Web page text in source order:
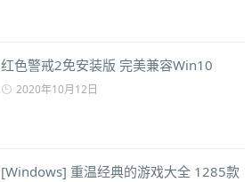
红色警戒2免安装版 完美兼容Win10
2020年10月12日
[Windows] 重温经典的游戏大全 1285款